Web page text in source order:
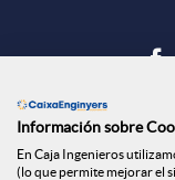
Información sobre
En Caja Ingenieros
(lo que permite mejorar el